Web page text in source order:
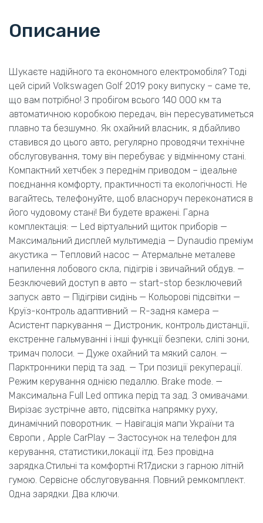
Описание
Шукаєте надійного та економного електромобіля? Тоді
цей сірий Volkswagen Golf 2019 року випуску – саме те,
що вам потрібно! З пробігом всього 140 000 км та
автоматичною коробкою передач, він пересуватиметься
плавно та безшумно. Як охайний власник, я дбайливо
ставився до цього авто, регулярно проводячи технічне
обслуговування, тому він перебуває у відмінному стані.
Компактний хетчбек з переднім приводом – ідеальне
поєднання комфорту, практичності та екологічності. Не
вагайтесь, телефонуйте, щоб власноруч переконатися в
його чудовому стані! Ви будете вражені. Гарна
комплектація: — Led віртуальний щиток приборів —
Максимальний дисплей мультимедіа — Dynaudio преміум
акустика — Тепловий насос — Атермальне металеве
напилення лобового скла, підігрів і звичайний обдув. —
Безключевий доступ в авто — start-stop безключевий
запуск авто — Підігріви сидінь — Кольорові підсвітки —
Круїз-контроль адаптивний — R-задня камера —
Асистент паркування — Дистроник, контроль дистанції,
екстренне гальмуванні і інші функції безпеки, сліпі зони,
тримач полоси. — Дуже охайний та мякий салон. —
Парктронники перід та зад. — Три позиції рекуперації.
Режим керування однією педаллю. Brake mode. —
Максимальна Full Led оптика перід та зад. З омивачами.
Вирізає зустрічне авто, підсвітка напрямку руху,
динамічний поворотник. — Навігація мапи України та
Європи , Apple CarPlay — Застосунок на телефон для
керування, статистики,локації ітд. Без провідна
зарядка.Стильні та комфортні R17диски з гарною літній
гумою. Сервісне обслуговування. Повний ремкомплект.
Одна зарядки. Два ключи.